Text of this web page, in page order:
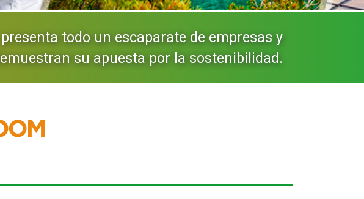
todo un escaparate de empresas y
su apuesta por la sostenibilidad.